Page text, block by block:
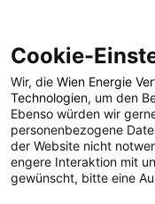
Cookie-
Wir, die Wien Energie
Technologien, um den
Ebenso würden wir
personenbezogene
der Website nicht
engere Interaktion mit
gewünscht, bitte eine